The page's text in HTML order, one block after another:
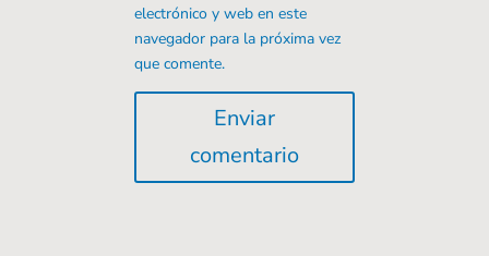
electrónico y web en este
navegador para la próxima vez
que comente.
Enviar
comentario